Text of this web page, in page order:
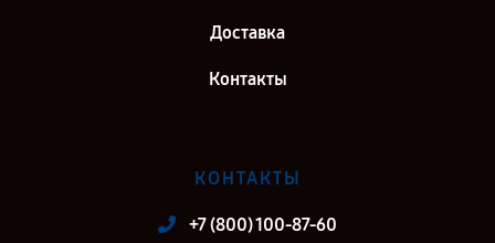
Доставка
Контакты
КОНТАКТЫ
+7 (800) 100-87-60